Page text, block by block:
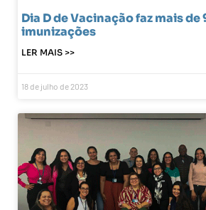
Dia D de Vacinação faz mais de
imunizações
LER MAIS >>
18 de julho de 2023